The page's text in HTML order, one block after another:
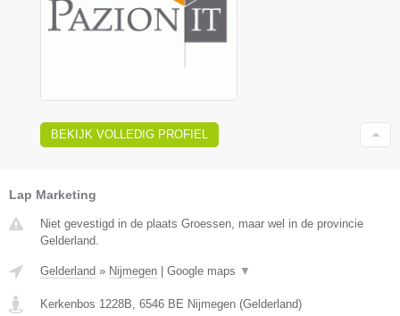
BEKIJK VOLLEDIG PROFIEL
Lap Marketing
Niet gevestigd in de plaats Groessen, maar wel in de provincie
Gelderland.
Gelderland » Nijmegen | Google maps ▼
Kerkenbos 1228B 6546 BE Nijmegen (Gelderland)